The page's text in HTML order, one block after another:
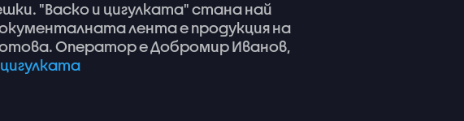
"Васкои цигулката"стананай
лентаепродукцияна
ОператореДобромирИванов,